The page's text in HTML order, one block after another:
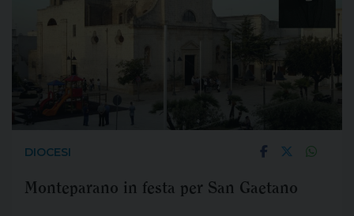
DIOCESI
Monteparano in festa per San Gaetano